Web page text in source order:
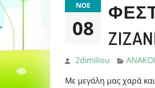
ΝΟΈ
08
2dimiliou
Με μεγάλη μας χαρά